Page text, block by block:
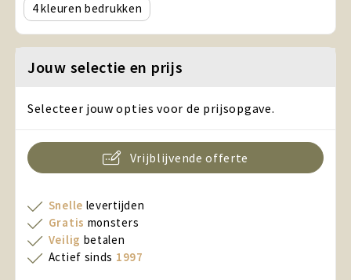
4
Jouw selectie en prijs
Selecteer jouw opties voor de prijsopgave.
Vrijblijvende offerte
Snelle levertijden
Gratis monsters
Veilig betalen
Actief sinds 1997